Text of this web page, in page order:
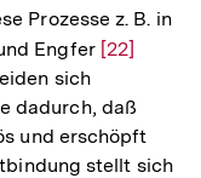
Prozesse z. B. in
Engfer Zur
der
Fußnote
[22]
sich
dadurch, daß
und erschöpft
stellt sich